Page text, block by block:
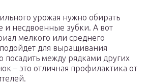
урожая нужно обирать
и несдвоенные зубки. А вот
мелкого или среднего
для выращивания
посадить между рядками других
– это отличная профилактика от